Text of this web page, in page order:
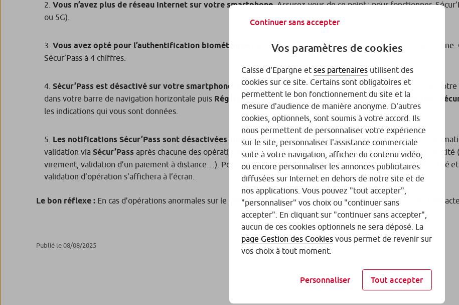
Vous n’avez plus de réseau internet sur votre smartphone.Assurez-vous de ce point : pour fonctionner,
ou 5G).
Vous avez opté pour l’authentification biométrique
par Touch ID/Fingerprint ou Face ID de votre
Sécur’Pass à 4 chiffres.
Sécur’Pass est désactivé sur votre smartphone . Pour le réactiver, lancez l’application bancaire mobile de
dans votre barre de navigation horizontale puis Réglages etSécur’Pass. Un message vous invitant à réactiver
les indications qui vous sont données.
Les notifications Sécur’Pass sont désactivées sur votre smartphone.Résultat, vous ne recevez plus
validation via Sécur’Pass après chacune des opérations sensibles effectuées sur le compte bancaire de votre
virement, validation d’un paiement à distance…). Pour valider, lancez l’application bancaire mobile de votre entité
validation d’opération s’affichera à l’écran.
Le bon réflexe : En cas d’opérations anormales sur le compte bancaire de votre entité, réagissez au plus vite.
Publié le 08/08/2025
Continuer sans accepter
Vos paramètres de cookies
Caisse d'Epargne et ses partenaires utilisent des
cookies sur ce site. Certains sont obligatoires et
permettent le bon fonctionnement du site et la
mesure d'audience de manière anonyme. D'autres
cookies, optionnels, sont soumis à votre accord. Ils
nous permettent de personnaliser votre expérience
sur le site, personnaliser l'assistance commerciale
suite à votre navigation, afficher du contenu vidéo,
ou encore personnaliser les annonces publicitaires
diffusées sur Internet en dehors de notre site et de
nos applications. Vous pouvez "tout accepter",
"personnaliser" vos choix ou "continuer sans
accepter". En cliquant sur "continuer sans accepter",
aucun de ces cookies optionnels ne sera déposé. La
page Gestion des Cookies vous permet de revenir sur
vos choix à tout moment.
Personnaliser Tout accepter